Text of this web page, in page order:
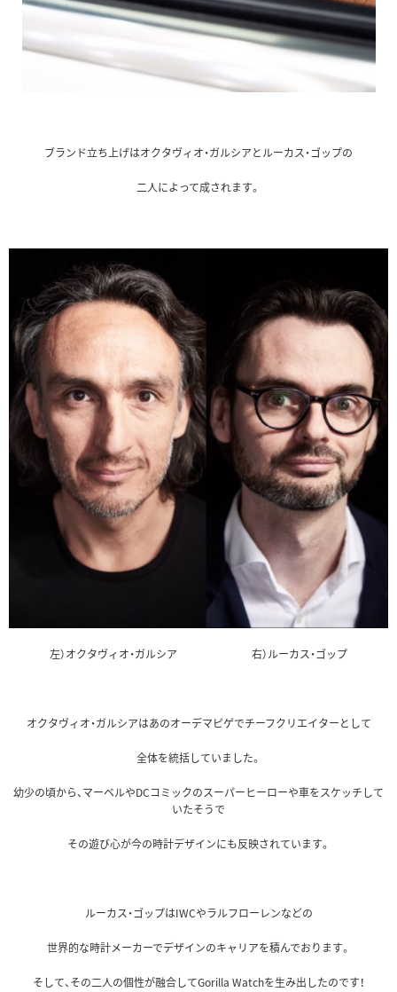
ブランド立ち上げはオクタヴィオ・ガルシアとルーカス・ゴップの
二人によって成されます。
左）オクタヴィオ・ガルシア 右）ルーカス・ゴップ
オクタヴィオ・ガルシアはあのオーデマピゲでチーフクリエイターとして
全体を統括していました。
幼少の頃から、マーベルやDCコミックのスーパーヒーローや車をスケッチして
いたそうで
その遊び心が今の時計デザインにも反映されています。
ルーカス・ゴップはIWCやラルフローレンなどの
世界的な時計メーカーでデザインのキャリアを積んでおります。
そして、その二人の個性が融合してGorilla Watchを生み出したのです！